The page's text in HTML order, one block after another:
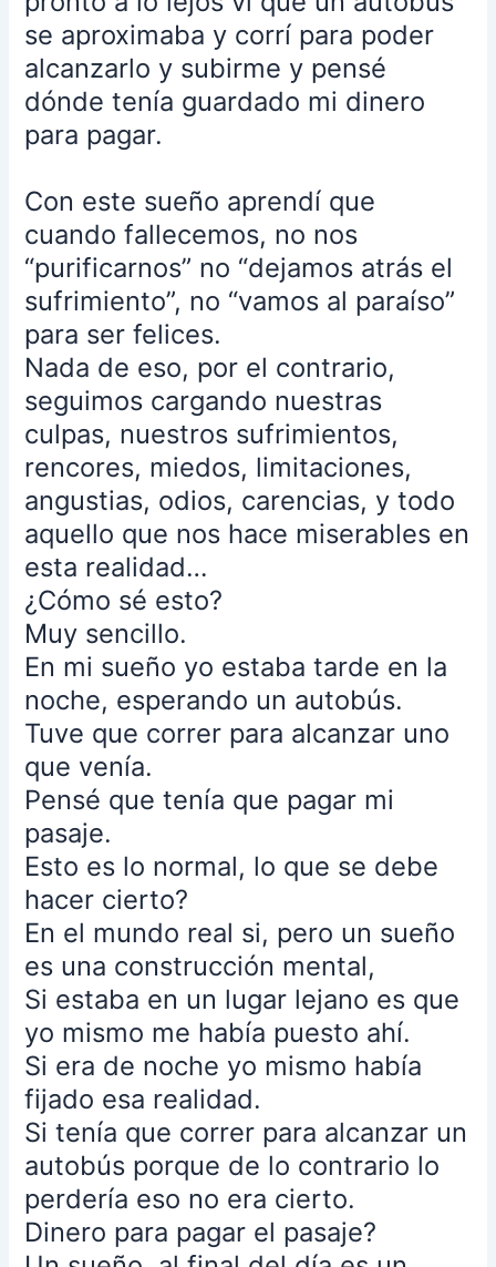
se aproximaba y corrí para poder
alcanzarlo y subirme y pensé
dónde tenía guardado mi dinero
para pagar.
Con este sueño aprendí que
cuando fallecemos, no nos
“purificarnos” no “dejamos atrás el
sufrimiento”, no “vamos al paraíso”
para ser felices.
Nada de eso, por el contrario,
seguimos cargando nuestras
culpas, nuestros sufrimientos,
rencores, miedos, limitaciones,
angustias, odios, carencias, y todo
aquello que nos hace miserables en
esta realidad…
¿Cómo sé esto?
Muy sencillo.
En mi sueño yo estaba tarde en la
noche, esperando un autobús.
Tuve que correr para alcanzar uno
que venía.
Pensé que tenía que pagar mi
pasaje.
Esto es lo normal, lo que se debe
hacer cierto?
En el mundo real si, pero un sueño
es una construcción mental,
Si estaba en un lugar lejano es que
yo mismo me había puesto ahí.
Si era de noche yo mismo había
fijado esa realidad.
Si tenía que correr para alcanzar un
autobús porque de lo contrario lo
perdería eso no era cierto.
Dinero para pagar el pasaje?
regresar,
no
tenía
auto
y
era
noche,,
no
pasaban
taxis
o
transporte
público,
de
pronto
a
lo
lejos
vi
que
un
autobús
se
aproximaba
corrí
para
poder
alcanzarlo
subirme
y
pensé
dónde
guardado
mi
dinero
para
pagar.
Con
este
sueño
aprendí
que